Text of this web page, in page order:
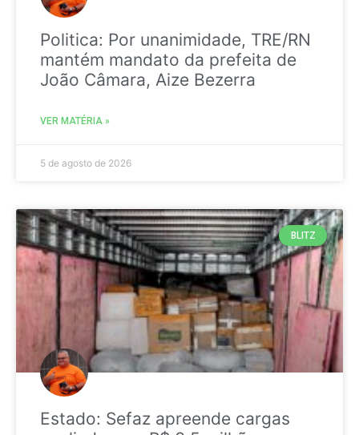
Politica: Por unanimidade, TRE/RN
mantém mandato da prefeita de
João Câmara, Aize Bezerra
VER MATÉRIA »
5 de agosto de 2026
BLITZ
Estado: Sefaz apreende cargas